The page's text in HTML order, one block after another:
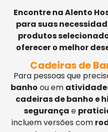
Encontre na Alento
para suas
produtos
oferecer o melhor
Cadeiras de
Para pessoas que
banho ou em
cadeiras de banho e
segurança e
incluem versões com